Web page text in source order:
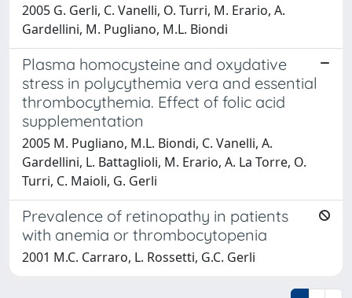
2005 G. Gerli, C. Vanelli, O. Turri, M. Erario, A.
Gardellini, M. Pugliano, M.L. Biondi
Plasma homocysteine and oxydative
stress in polycythemia vera and essential
thrombocythemia. Effect of folic acid
supplementation
2005 M. Pugliano, M.L. Biondi, C. Vanelli, A.
Gardellini, L. Battaglioli, M. Erario, A. La Torre, O.
Turri, C. Maioli, G. Gerli
Prevalence of retinopathy in patients
with anemia or thrombocytopenia
2001 M.C. Carraro, L. Rossetti, G.C. Gerli